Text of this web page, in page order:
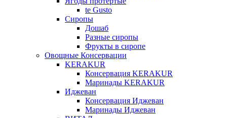
te Gusto
Сиропы
Дошаб
Разные сиропы
Фрукты в сиропе
Овощные Консервации
KERAKUR
Консервация KERAKUR
Маринады KERAKUR
Иджеван
Консервация Иджеван
Маринады Иджеван